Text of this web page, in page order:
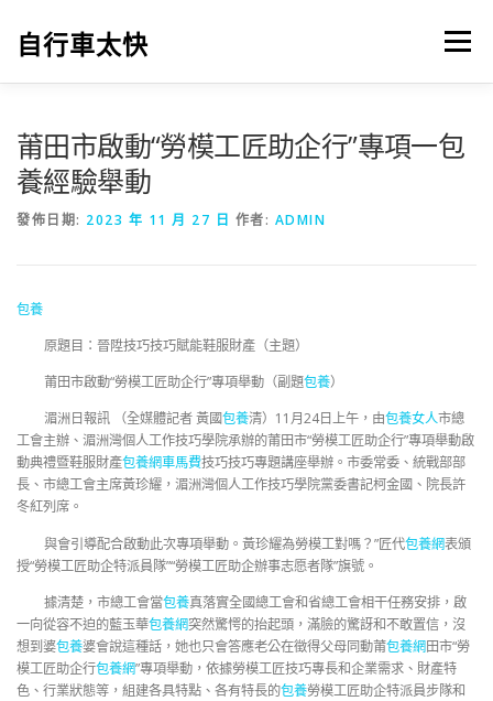
自行車太快 選單
莆田市啟動“勞模工匠助企行”專項一包
養經驗舉動
發佈日期: 2023 年 11 月 27 日 作者: ADMIN
包養
原題目：晉陞技巧技巧賦能鞋服財產（主題）
莆田市啟動“勞模工匠助企行”專項舉動（副題包養）
湄洲日報訊 （全媒體記者 黃國包養清）11月24日上午，由包養女人市總
工會主辦、湄洲灣個人工作技巧學院承辦的莆田市“勞模工匠助企行”專項舉動啟
動典禮暨鞋服財產包養網車馬費技巧技巧專題講座舉辦。市委常委、統戰部部
長、市總工會主席黃珍耀，湄洲灣個人工作技巧學院黨委書記柯金國、院長許
冬紅列席。
與會引導配合啟動此次專項舉動。黃珍耀為勞模工對嗎？”匠代包養網表頒
授“勞模工匠助企特派員隊”“勞模工匠助企辦事志愿者隊”旗號。
據清楚，市總工會當包養真落實全國總工會和省總工會相干任務安排，啟
一向從容不迫的藍玉華包養網突然驚愕的抬起頭，滿臉的驚訝和不敢置信，沒
想到婆包養婆會說這種話，她也只會答應老公在徵得父母同動莆包養網田市“勞
模工匠助企行包養網”專項舉動，依據勞模工匠技巧專長和企業需求、財產特
色、行業狀態等，組建各具特點、各有特長的包養勞模工匠助企特派員步隊和